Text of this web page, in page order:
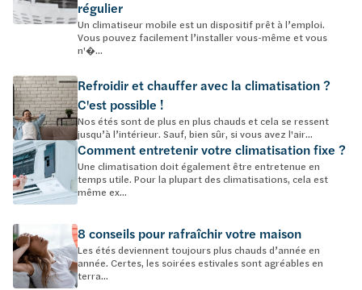
régulier
Un climatiseur mobile est un dispositif prêt à l’emploi.
Vous pouvez facilement l’installer vous-même et vous
n'�...
Refroidir et chauffer avec la climatisation ?
C'est possible !
Nos étés sont de plus en plus chauds et cela se ressent
jusqu’à l’intérieur. Sauf, bien sûr, si vous avez l'air...
Comment entretenir votre climatisation fixe ?
Une climatisation doit également être entretenue en
temps utile. Pour la plupart des climatisations, cela est
même ex...
8 conseils pour rafraîchir votre maison
Les étés deviennent toujours plus chauds d’année en
année. Certes, les soirées estivales sont agréables en
terra...